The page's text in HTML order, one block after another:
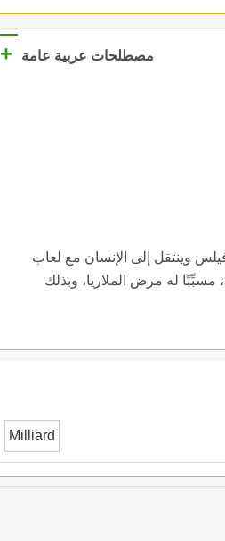
مصطلحات عربية عامة +
وينتقل إلى الإنسان مع لعاب
مسبِّبًا له مرض الملاريا، وبذلك
Milliard